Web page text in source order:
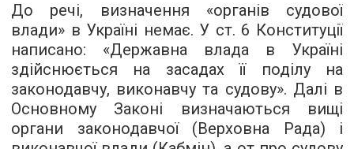
До речі, визначення «органів судової
влади» в Україні немає. У ст. 6 Конституції
написано: «Державна влада в Україні
здійснюється на засадах її поділу на
законодавчу, виконавчу та судову». Далі в
Основному Законі визначаються вищі
органи законодавчої (Верховна Рада) і